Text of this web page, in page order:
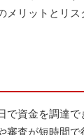
リットとリ
資金を調達
査が短時間